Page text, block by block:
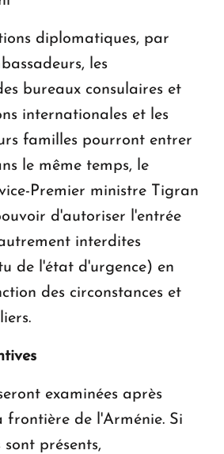
diplomatiques, par
les
bureaux consulaires et
internationales et les
familles pourront entrer
le même temps, le
Premier ministre Tigran
d'autoriser l'entrée
interdites
de l'état d'urgence) en
des circonstances et
examinées après
de l'Arménie. Si
sont présents,